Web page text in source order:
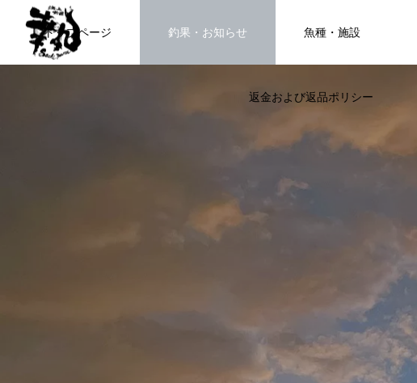
トップページ 釣果・お知らせ 魚種・施設
返金および返品ポリシー
自分だけのエサを作ってみよう。